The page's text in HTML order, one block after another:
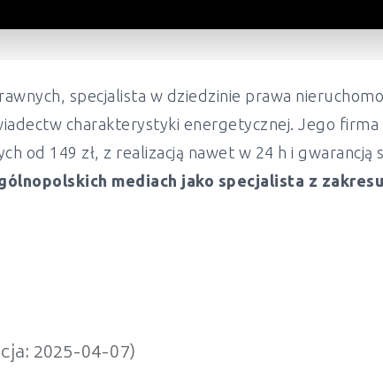
specjalista w dziedzinie prawa
charakterystyki energetycznej. Jego
od 149 zł, z realizacją nawet w 24 h i
mediach jako specjalista z
2025-04-07)